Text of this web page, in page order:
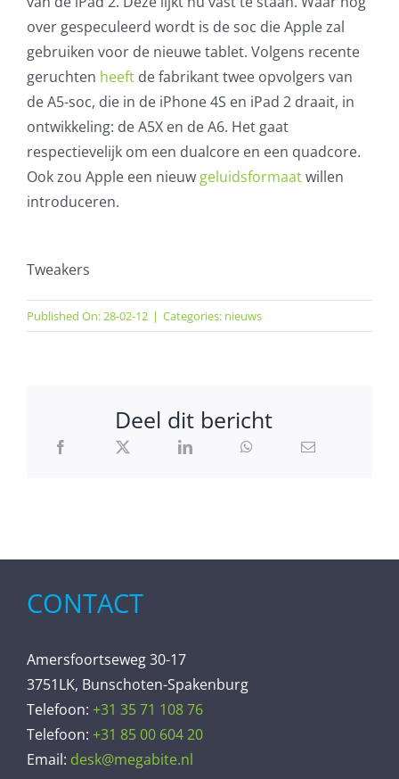
over gespeculeerd wordt is de soc die Apple zal
gebruiken voor de nieuwe tablet. Volgens recente
geruchten heeftde fabrikant twee opvolgers van
de A5-soc, die in de iPhone 4S en iPad 2 draait, in
ontwikkeling: de A5X en de A6. Het gaat
respectievelijk om een dualcore en een quadcore.
Ook zou Apple een nieuw geluidsformaatwillen
introduceren.
Tweakers
Published On: 28-02-12 | Categories: nieuws
Deel dit bericht
CONTACT
Amersfoortseweg 30-17
3751LK, Bunschoten-Spakenburg
Telefoon: +31 35 71 108 76
Telefoon: +31 85 00 604 20
Email: desk@megabite.nl